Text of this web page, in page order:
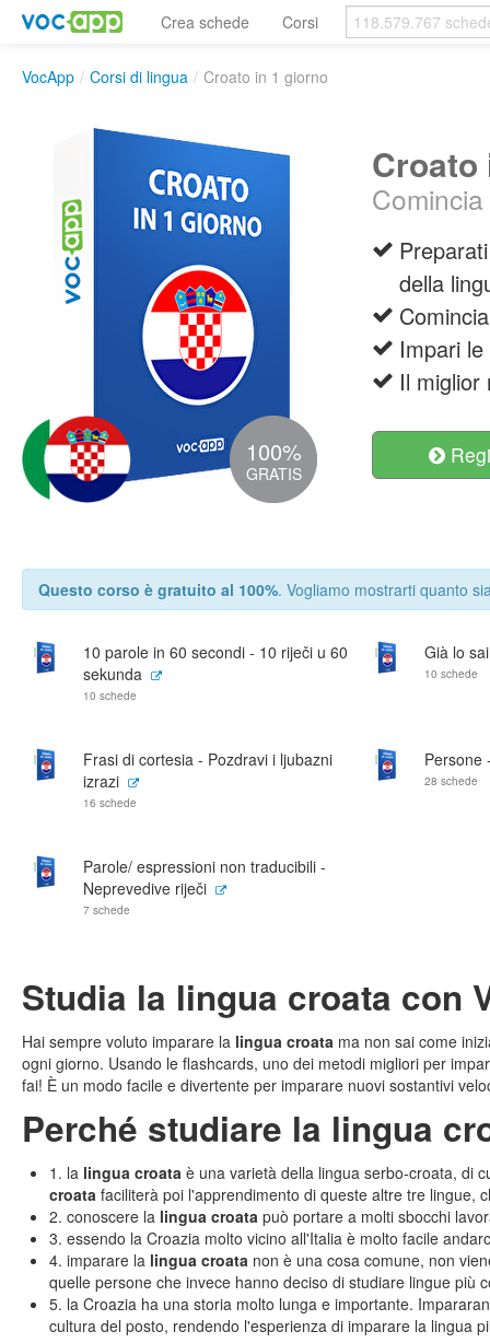
Crea schede Corsi
VocApp / Corsi di lingua / Croato in 1 giorno
100%
GRATIS
Croato
della
Impari
Il miglior
Questo corso è gratuito al 100%. Vogliamo mostrarti quanto
10 parole in 60 secondi - 10 riječi u 60
sekunda
10 schede
Già lo
10 schede
Frasi di cortesia - Pozdravi i ljubazni
izrazi
16 schede
Persone
28 schede
Parole/ espressioni non traducibili -
Neprevedive riječi
7 schede
Studia la lingua croata con
Hai sempre voluto imparare la lingua croata ma non sai come
ogni giorno. Usando le flashcards, uno dei metodi migliori per
fai! È un modo facile e divertente per imparare nuovi sostantivi
Perché studiare la lingua
1. la lingua croata è una varietà della lingua serbo-croata, di
croata faciliterà poi l'apprendimento di queste altre tre lingue,
2. conoscere la lingua croata può portare a molti sbocchi
3. essendo la Croazia molto vicino all'Italia è molto facile
4. imparare la lingua croata non è una cosa comune, non
quelle persone che invece hanno deciso di studiare lingue più
5. la Croazia ha una storia molto lunga e importante.
cultura del posto, rendendo l'esperienza di imparare la lingua